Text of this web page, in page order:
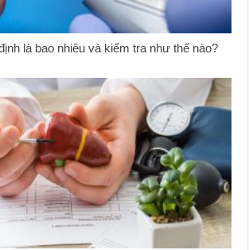
là bao nhiêu và kiểm tra như thế nào?